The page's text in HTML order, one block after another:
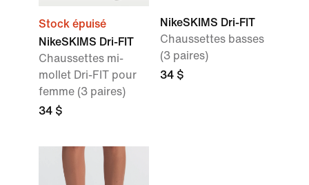
Stock épuisé
NikeSKIMS Dri-FIT
Chaussettes mi-
mollet Dri-FIT pour
femme (3 paires)
34 $
NikeSKIMS Dri-FIT
Chaussettes basses
(3 paires)
34 $